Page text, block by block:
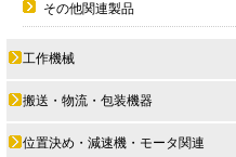
その他関連製品
工作機械
搬送・物流・包装機器
位置決め・減速機・モータ関連